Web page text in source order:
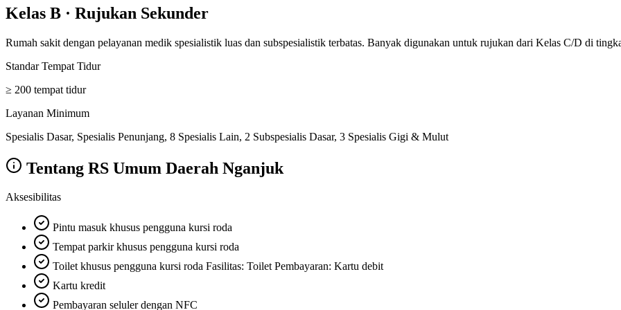
Kelas B · Rujukan Sekunder
Rumah sakit dengan pelayanan medik spesialistik luas dan subspesialistik terbatas. Banyak digunakan untuk rujukan dari Kelas C/D di
Standar Tempat Tidur
≥ 200 tempat tidur
Layanan Minimum
Spesialis Dasar, Spesialis Penunjang, 8 Spesialis Lain, 2 Subspesialis Dasar, 3 Spesialis Gigi & Mulut
Tentang RS Umum Daerah Nganjuk
Aksesibilitas
Pintu masuk khusus pengguna kursi roda
Tempat parkir khusus pengguna kursi roda
Toilet khusus pengguna kursi roda Fasilitas: Toilet Pembayaran: Kartu debit
Kartu kredit
Pembayaran seluler dengan NFC